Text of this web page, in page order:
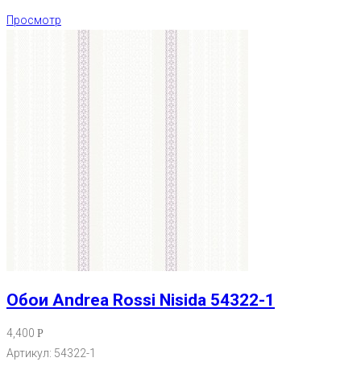
Просмотр
Обои Andrea Rossi Nisida 54322-1
4,400 Р
Артикул: 54322-1